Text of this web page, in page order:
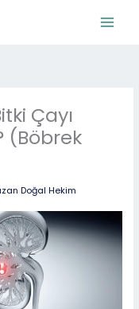
Çayı
(Böbrek
Doğal Hekim